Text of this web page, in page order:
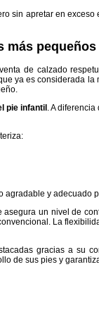
sin apretar en exceso
más pequeños
de calzado
ya es considerada
pie infantil . A
agradable y adecuado
un nivel de
La
gracias a su
de sus pies y